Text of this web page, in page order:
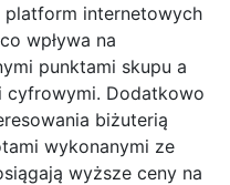
platform internetowych
wpływa na
punktami skupu a
cyfrowymi. Dodatkowo
biżuterią
wykonanymi ze
wyższe ceny na